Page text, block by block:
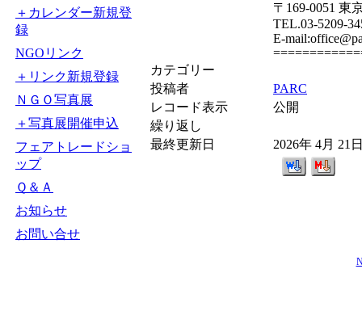
＋カレンダー新規登
録
NGOリンク
＋リンク新規登録
ＮＧＯ写真展
＋写真展開催申込
フェアトレードショ
ップ
Ｑ＆Ａ
お知らせ
お問い合せ
〒169-0051 東
TEL.03-5209-
E-
カテゴリー
投稿者
PARC
レコード表示
公開
繰り返し
最終更新日
2026年 4月 21